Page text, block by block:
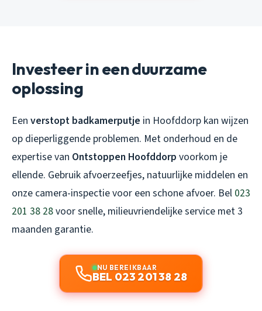
Investeer in een duurzame
oplossing
Een verstopt badkamerputje in Hoofddorp kan wijzen
op dieperliggende problemen. Met onderhoud en de
expertise van Ontstoppen Hoofddorp voorkom je
ellende. Gebruik afvoerzeefjes, natuurlijke middelen en
onze camera-inspectie voor een schone afvoer. Bel 023
201 38 28voor snelle, milieuvriendelijke service met 3
maanden garantie.
NU BEREIKBAAR
BEL 023 201 38 28